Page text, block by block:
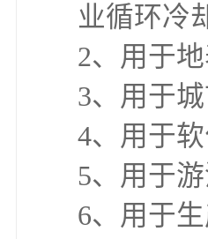
业循环冷
2、用于
3、用于
4、用于
5、用于
6、用于